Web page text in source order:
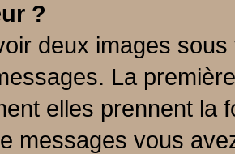
?
deux images
La
elles prennent la
messages vous